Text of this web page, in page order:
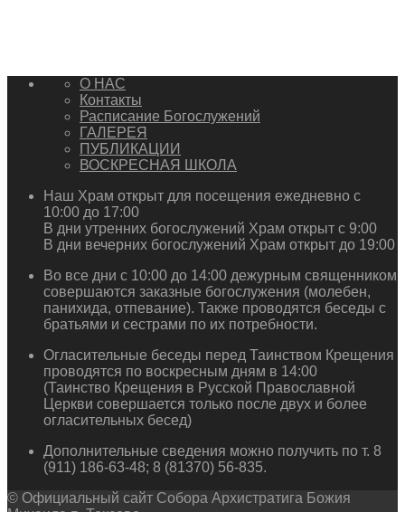
О НАС
Контакты
Расписание Богослужений
ГАЛЕРЕЯ
ПУБЛИКАЦИИ
ВОСКРЕСНАЯ ШКОЛА
Наш Храм открыт для посещения ежедневно с
10:00 до 17:00
В дни утренних богослужений Храм открыт с 9:00
В дни вечерних богослужений Храм открыт до 19:00
Во все дни с 10:00 до 14:00 дежурным священником
совершаются заказные богослужения (молебен,
панихида, отпевание). Также проводятся беседы с
братьями и сестрами по их потребности.
Огласительные беседы перед Таинством Крещения
проводятся по воскресным дням в 14:00
(Таинство Крещения в Русской Православной
Церкви совершается только после двух и более
огласительных бесед)
Дополнительные сведения можно получить по т. 8
(911) 186-63-48; 8 (81370) 56-835.
© Официальный сайт Собора Архистратига Божия